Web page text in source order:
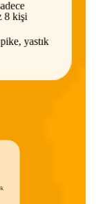
8 kişi
yastık
Örnek